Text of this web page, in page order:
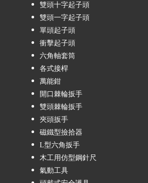
雙頭十字起子頭
雙頭一字起子頭
單頭起子頭
衝擊起子頭
六角軸套筒
各式接桿
萬能鉗
開口棘輪扳手
雙頭棘輪扳手
夾頭扳手
磁鐵型撿拾器
L型六角扳手
木工用仿型鋼針尺
氣動工具